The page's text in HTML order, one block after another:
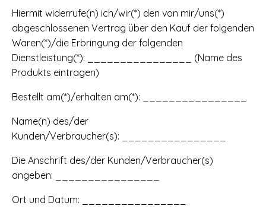
Hiermit widerrufe(n) ich/wir(*) den von mir/uns(*)
abgeschlossenen Vertrag über den Kauf der folgenden
Waren(*)/die Erbringung der folgenden
Dienstleistung(*):
(Name des
Produkts eintragen)
Bestellt am(*)/erhalten am(*): ________________
Name(n) des/der
Kunden/Verbraucher(s):
Die Anschrift des/der Kunden/Verbraucher(s)
angeben:
Ort und Datum: